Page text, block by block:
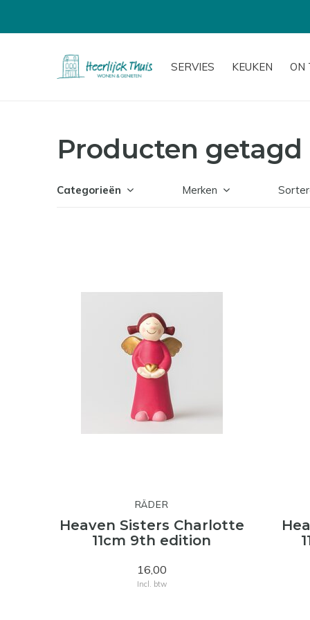
SERVIES KEUKEN ON
Producten getagd
Categorieën Merken
RÄDER
Heaven Sisters Charlotte
11cm 9th edition
16,00
Incl. btw